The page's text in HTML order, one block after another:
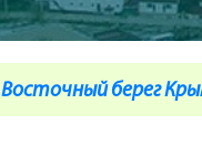
Восточный берег